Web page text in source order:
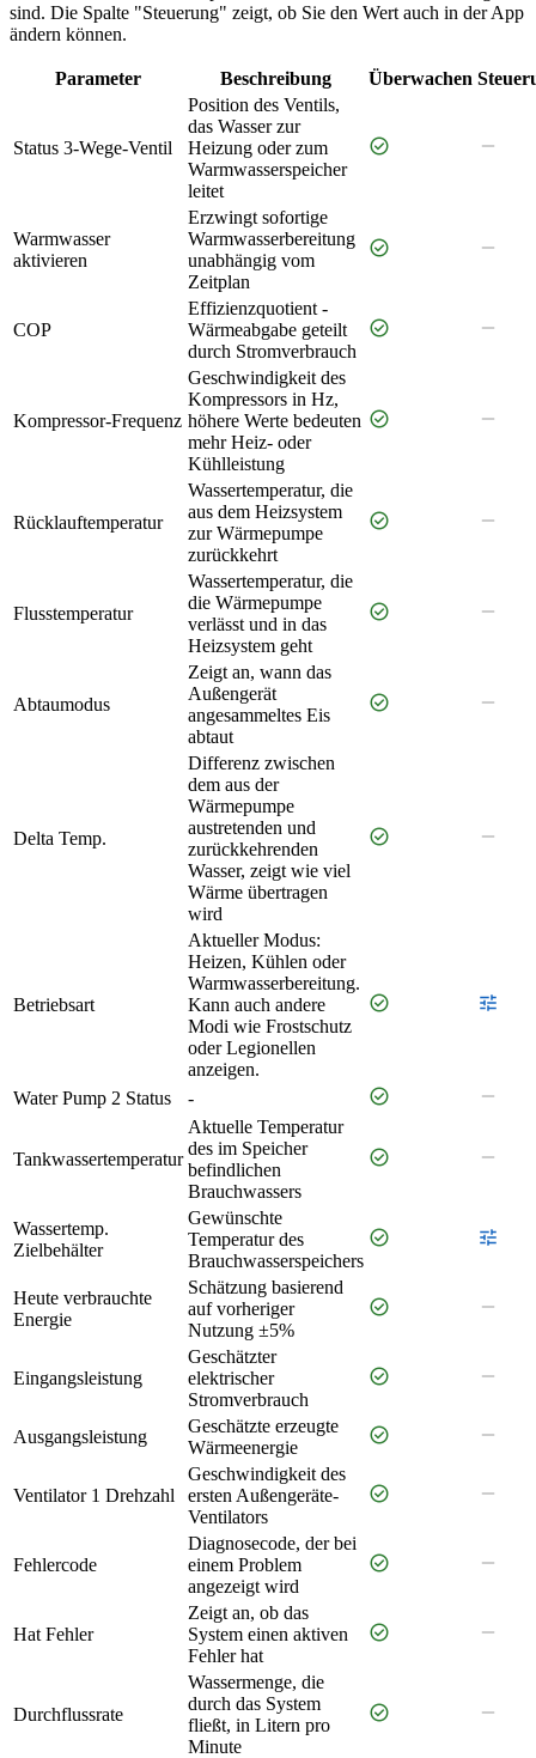
sind. Die Spalte "Steuerung" zeigt, ob Sie den Wert auch in der App
ändern können.
Parameter Beschreibung Überwachen
Status 3-Wege-Ventil
Position des Ventils,
das Wasser zur
Heizung oder zum
Warmwasserspeicher
leitet
check_circle remove
Warmwasser
aktivieren
Erzwingt sofortige
Warmwasserbereitung
unabhängig vom
Zeitplan
check_circle remove
COP
Effizienzquotient -
Wärmeabgabe geteilt
durch Stromverbrauch
check_circle remove
Kompressor-Frequenz
Geschwindigkeit des
Kompressors in Hz,
höhere Werte bedeuten
mehr Heiz- oder
Kühlleistung
check_circle remove
Rücklauftemperatur
Wassertemperatur, die
aus dem Heizsystem
zur Wärmepumpe
zurückkehrt
check_circle remove
Flusstemperatur
Wassertemperatur, die
die Wärmepumpe
verlässt und in das
Heizsystem geht
check_circle remove
Abtaumodus
Zeigt an, wann das
Außengerät
angesammeltes Eis
abtaut
check_circle remove
Delta Temp.
Differenz zwischen
dem aus der
Wärmepumpe
austretenden und
zurückkehrenden
Wasser, zeigt wie viel
Wärme übertragen
wird
check_circle remove
Betriebsart
Aktueller Modus:
Heizen, Kühlen oder
Warmwasserbereitung.
Kann auch andere
Modi wie Frostschutz
oder Legionellen
anzeigen.
check_circle tune
Water Pump 2 Status - check_circle remove
Tankwassertemperatur
Aktuelle Temperatur
des im Speicher
befindlichen
Brauchwassers
check_circle remove
Wassertemp.
Zielbehälter
Gewünschte
Temperatur des
Brauchwasserspeichers
check_circle tune
Heute verbrauchte
Energie
Schätzung basierend
auf vorheriger
Nutzung ±5%
check_circle remove
Eingangsleistung
Geschätzter
elektrischer
Stromverbrauch
check_circle remove
Ausgangsleistung
Geschätzte erzeugte
Wärmeenergie
check_circle remove
Ventilator 1 Drehzahl
Geschwindigkeit des
ersten Außengeräte-
Ventilators
check_circle remove
Fehlercode
Diagnosecode, der bei
einem Problem
angezeigt wird
check_circle remove
Hat Fehler
Zeigt an, ob das
System einen aktiven
Fehler hat
check_circle remove
Durchflussrate
Wassermenge, die
durch das System
fließt, in Litern pro
Minute
check_circle remove